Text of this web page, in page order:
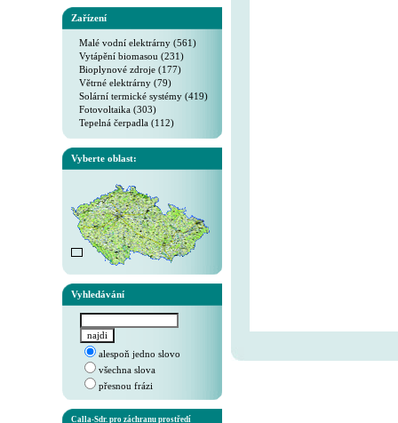
Zařízení
Malé vodní elektrárny (561)
Vytápění biomasou (231)
Bioplynové zdroje (177)
Větrné elektrárny (79)
Solární termické systémy (419)
Fotovoltaika (303)
Tepelná čerpadla (112)
Vyberte oblast:
Vyhledávání
alespoň jedno slovo
všechna slova
přesnou frázi
Calla-Sdr. pro záchranu prostředí